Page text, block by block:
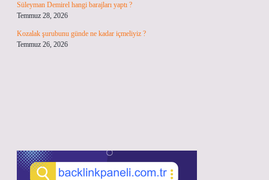
Süleyman Demirel hangi barajları yaptı ?
Temmuz 28, 2026
Kozalak şurubunu günde ne kadar içmeliyiz ?
Temmuz 26, 2026